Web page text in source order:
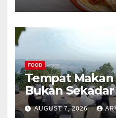
FOOD
Tempat
Bukan Sekadar
AUGUST 7, 2026